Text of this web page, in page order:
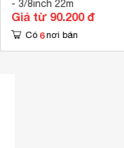
- 3/8inch 22m
Giá từ 90.200 đ
Có 6 nơi bán